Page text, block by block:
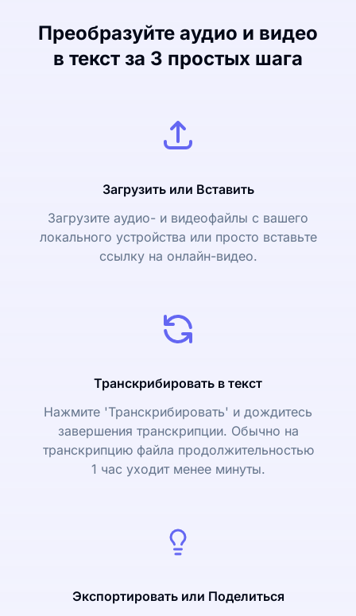
Преобразуйте аудио и видео
в текст за 3 простых шага
Загрузить или Вставить
Загрузите аудио- и видеофайлы с вашего
локального устройства или просто вставьте
ссылку на онлайн-видео.
Транскрибировать в текст
Нажмите 'Транскрибировать' и дождитесь
завершения транскрипции. Обычно на
транскрипцию файла продолжительностью
1 час уходит менее минуты.
Экспортировать или Поделиться